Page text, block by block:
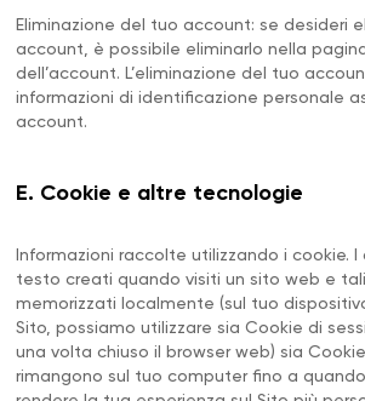
Eliminazione del tuo account: se desideri
account, è possibile eliminarlo nella
dell’account. L’eliminazione del tuo
informazioni di identificazione personale
account.
E. Cookie e altre tecnologie
Informazioni raccolte utilizzando i cookie.
testo creati quando visiti un sito web e
memorizzati localmente (sul tuo
Sito, possiamo utilizzare sia Cookie di
una volta chiuso il browser web) sia
rimangono sul tuo computer fino a